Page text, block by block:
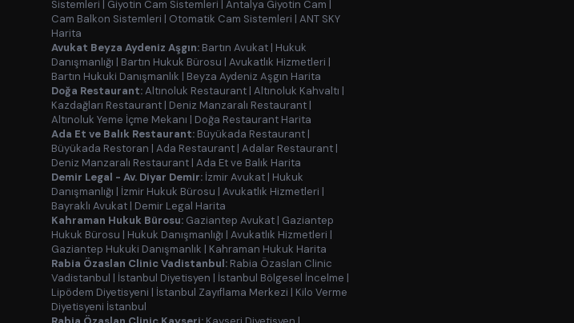
Sistemleri | Giyotin Cam Sistemleri | Antalya Giyotin Cam |
Cam Balkon Sistemleri | Otomatik Cam Sistemleri | ANT SKY
Harita
Avukat Beyza Aydeniz Aşgın: Bartın Avukat | Hukuk
Danışmanlığı | Bartın Hukuk Bürosu | Avukatlık Hizmetleri |
Bartın Hukuki Danışmanlık | Beyza Aydeniz Aşgın Harita
Doğa Restaurant:Altınoluk Restaurant | Altınoluk Kahvaltı |
Kazdağları Restaurant | Deniz Manzaralı Restaurant |
Altınoluk Yeme İçme Mekanı | Doğa Restaurant Harita
Ada Et ve Balık Restaurant: Büyükada Restaurant |
Büyükada Restoran | Ada Restaurant | Adalar Restaurant |
Deniz Manzaralı Restaurant | Ada Et ve Balık Harita
Demir Legal - Av. Diyar Demir: İzmir Avukat | Hukuk
Danışmanlığı | İzmir Hukuk Bürosu | Avukatlık Hizmetleri |
Bayraklı Avukat | Demir Legal Harita
Kahraman Hukuk Bürosu: Gaziantep Avukat | Gaziantep
Hukuk Bürosu | Hukuk Danışmanlığı | Avukatlık Hizmetleri |
Gaziantep Hukuki Danışmanlık | Kahraman Hukuk Harita
Rabia Özaslan Clinic Vadistanbul: Rabia Özaslan Clinic
Vadistanbul | İstanbul Diyetisyen | İstanbul Bölgesel İncelme |
Lipödem Diyetisyeni | İstanbul Zayıflama Merkezi | Kilo Verme
Diyetisyeni İstanbul